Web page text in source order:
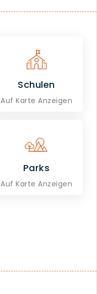
Schulen
Auf Karte Anzeigen
Parks
Auf Karte Anzeigen